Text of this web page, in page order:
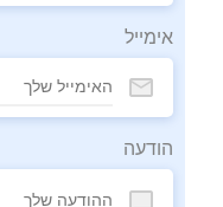
אימייל
הודעה